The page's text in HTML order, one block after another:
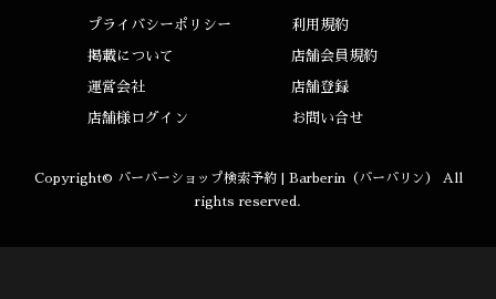
プライバシーポリシー 利用規約
掲載について 店舗会員規約
運営会社 店舗登録
店舗様ログイン お問い合せ
Copyright© バーバーショップ検索予約 | Barberin（バーバリン）
All
rights reserved.